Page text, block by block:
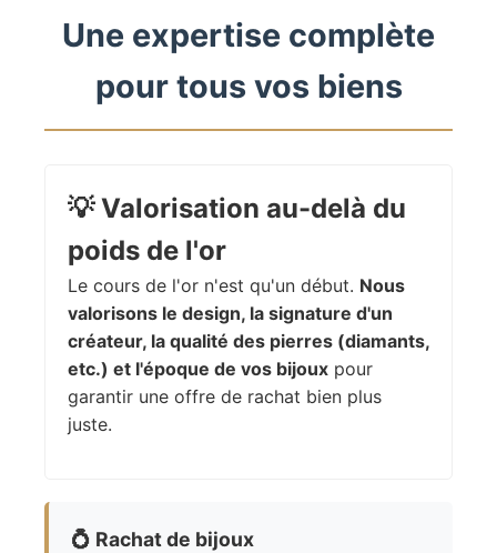
Une expertise complète
pour tous vos biens
💡Valorisation au-delà du
poids de l'or
Le cours de l'or n'est qu'un début. Nous
valorisons le design, la signature d'un
créateur, la qualité des pierres (diamants,
etc.) et l'époque de vos bijoux pour
garantir une offre de rachat bien plus
juste.
💍 Rachat de bijoux